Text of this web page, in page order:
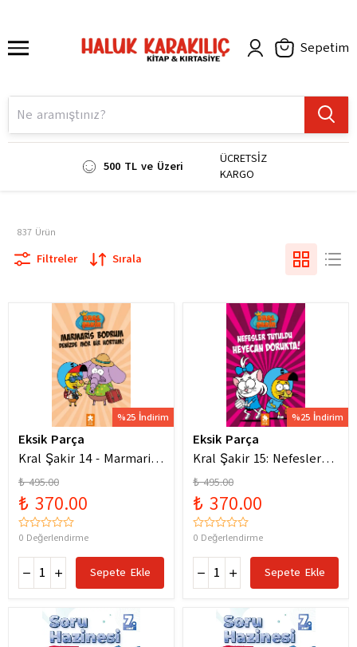
Sepetim
500 TL ve Üzeri
ÜCRETSİZ
KARGO
837 Ürün
Filtreler Sırala
%25 İndirim
Eksik Parça
Kral Şakir 14 - Marmaris
Bodrum Denizde Mor Bir
Hortum
₺ 495.00
₺ 370.00
0 Değerlendirme
Sepete Ekle
%25 İndirim
Eksik Parça
Kral Şakir 15: Nefesler
Tutuldu Heyecan Dorukta
₺ 495.00
₺ 370.00
0 Değerlendirme
Sepete Ekle